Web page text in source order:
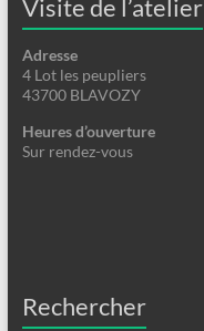
Visite de l’atelier
Adresse
4 Lot les peupliers
43700 BLAVOZY
Heures d’ouverture
Sur rendez-vous
Rechercher